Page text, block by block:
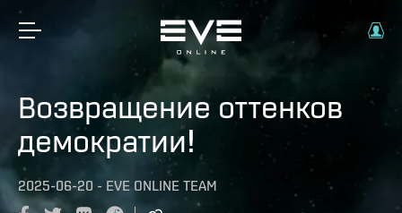
Возвращение оттенков
демократии!
2025-06-20 - EVE ONLINE TEAM